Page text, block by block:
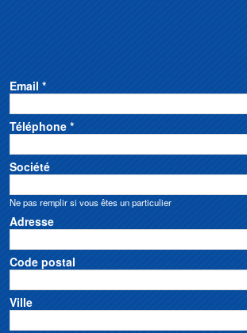
Email *
Téléphone *
Société
Ne pas remplir si vous êtes un particulier
Adresse
Code postal
Ville